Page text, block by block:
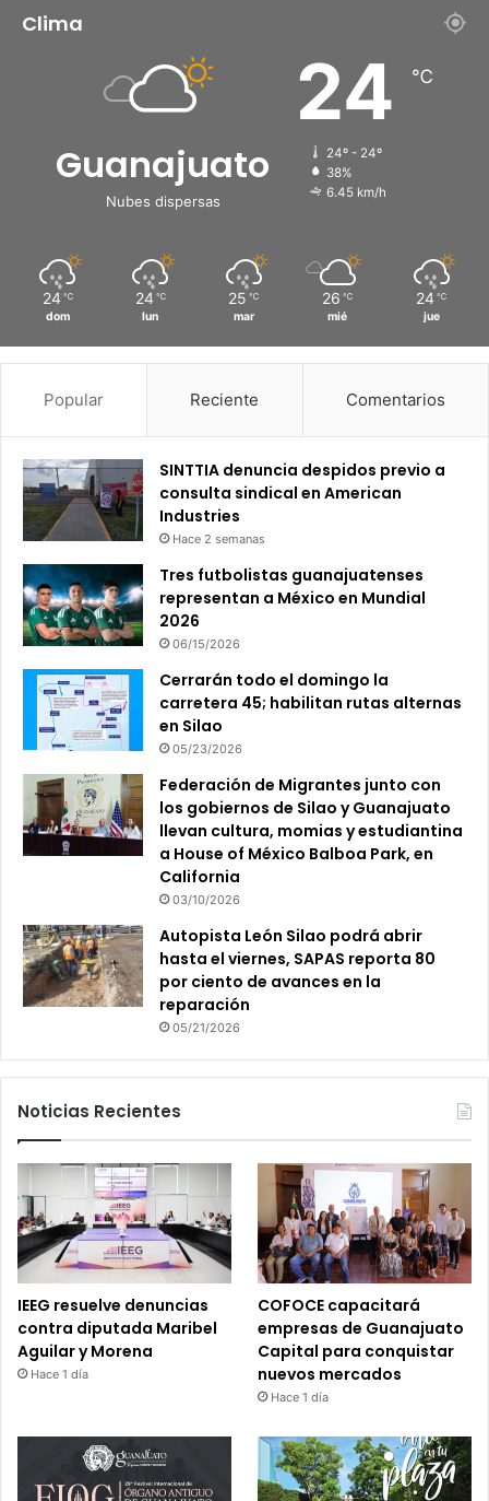
Clima
Guanajuato
Nubes dispersas
24 ℃
24º - 24º
38%
6.45 km/h
24 ℃
dom
24 ℃
lun
25 ℃
mar
26 ℃
mié
24 ℃
jue
Popular Reciente Comentarios
SINTTIA denuncia despidos previo a
consulta sindical en American
Industries
Hace 2 semanas
Tres futbolistas guanajuatenses
representan a México en Mundial
2026
06/15/2026
Cerrarán todo el domingo la
carretera 45; habilitan rutas alternas
en Silao
05/23/2026
Federación de Migrantes junto con
los gobiernos de Silao y Guanajuato
llevan cultura, momias y estudiantina
a House of México Balboa Park, en
California
03/10/2026
Autopista León Silao podrá abrir
hasta el viernes, SAPAS reporta 80
por ciento de avances en la
reparación
05/21/2026
Noticias Recientes
IEEG resuelve denuncias
contra diputada Maribel
Aguilar y Morena
Hace 1 día
COFOCE capacitará
empresas de Guanajuato
Capital para conquistar
nuevos mercados
Hace 1 día